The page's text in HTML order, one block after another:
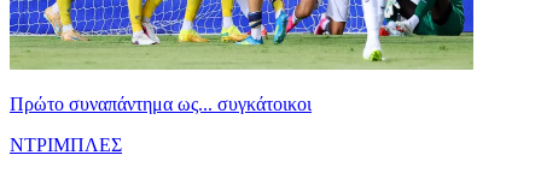
Πρώτο συναπάντημα ως... συγκάτοικοι
ΝΤΡΙΜΠΛΕΣ